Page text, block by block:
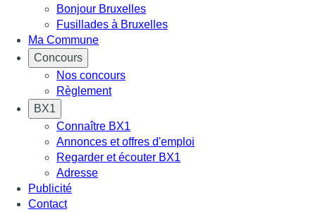
Bonjour Bruxelles
Fusillades à Bruxelles
Ma Commune
Concours
Nos concours
Règlement
BX1
Connaître BX1
Annonces et offres d'emploi
Regarder et écouter BX1
Adresse
Publicité
Contact